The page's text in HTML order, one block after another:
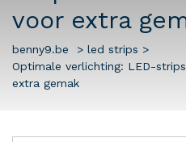
voor extra
benny9.be > led strips >
Optimale verlichting: LED-
extra gemak